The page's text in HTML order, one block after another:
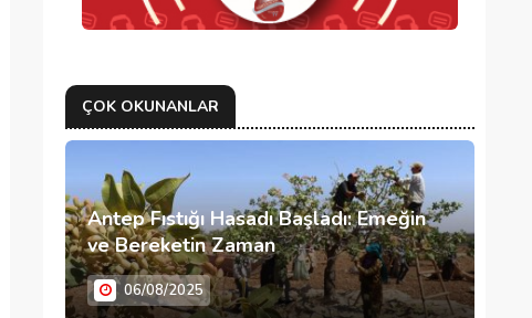
ÇOK OKUNANLAR
Antep Fıstığı Hasadı Başladı: Emeğin
ve Bereketin Zaman
06/08/2025